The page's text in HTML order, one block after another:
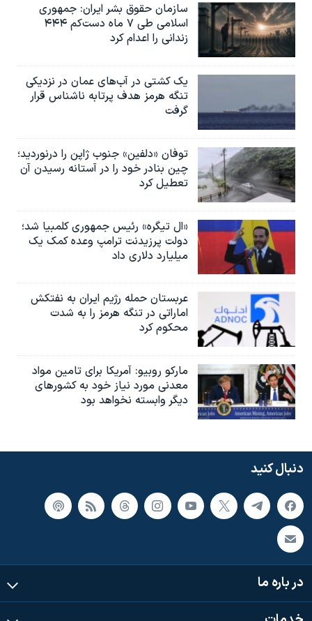
سازمان حقوق بشر ایران: جمهوری
اسلامی طی ۷ ماه دست‌کم ۴۴۴
زندانی را اعدام کرد
یک کشتی در آب‌های عمان در نزدیکی
تنگه هرمز هدف پرتابه ناشناس قرار
گرفت
توفان «دلفین» جنوب ژاپن را درنوردید؛
چین بنادر خود را در آستانه رسیدن آن
تعطیل کرد
«ال تیگره» رئیس جمهوری کلمبیا شد؛
دولت پرزیدنت ترامپ وعده کمک یک
میلیارد دلاری داد
عربستان حمله رژیم ایران به نفتکش
اماراتی در تنگه هرمز را به‌ شدت
محکوم کرد
مارکو روبیو: آمریکا برای تامین مواد
معدنی مورد نیاز خود به کشورهای
دیگر وابسته نخواهد بود
دنبال کنید
در باره ما